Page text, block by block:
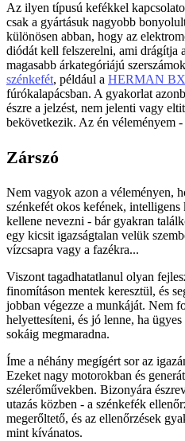
Az ilyen típusú kefékkel
csak a gyártásuk nagyobb
különösen abban, hogy az
diódát kell felszerelni, ami drágítja
magasabb árkategóriájú
szénkefét, például a HERMAN
fúrókalapácsban. A gyakorlat
észre a jelzést, nem jelenti vagy
bekövetkezik. Az én véleményem -
Zárszó
Nem vagyok azon a véleményen,
szénkefét okos kefének,
kellene nevezni - bár gyakran
egy kicsit igazságtalan velük
vízcsapra vagy a fazékra...
Viszont tagadhatatlanul olyan
finomításon mentek keresztül, és
jobban végezze a munkáját. Nem
helyettesíteni, és jó lenne, ha
sokáig megmaradna.
Íme a néhány megígért sor az
Ezeket nagy motorokban és
szélerőművekben. Bizonyára
utazás közben - a szénkefék
megerőltető, és az ellenőrzések
mint kívánatos.